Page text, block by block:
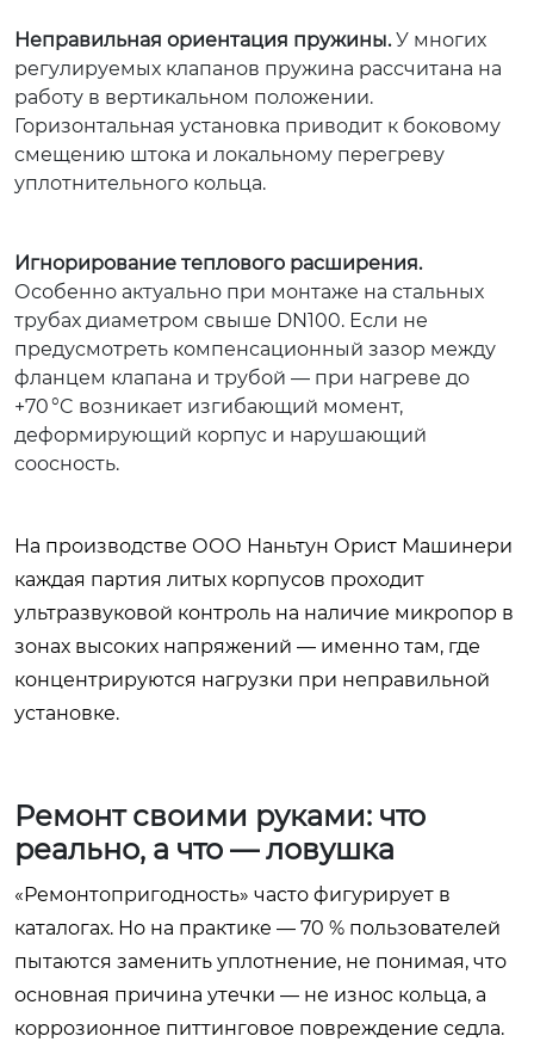
Неправильная ориентация пружины.У многих
регулируемых клапанов пружина рассчитана на
работу в вертикальном положении.
Горизонтальная установка приводит к боковому
смещению штока и локальному перегреву
уплотнительного кольца.
Игнорирование теплового расширения.
Особенно актуально при монтаже на стальных
трубах диаметром свыше DN100. Если не
предусмотреть компенсационный зазор между
фланцем клапана и трубой — при нагреве до
+70 °C возникает изгибающий момент,
деформирующий корпус и нарушающий
соосность.
На производстве ООО Наньтун Орист Машинери
каждая партия литых корпусов проходит
ультразвуковой контроль на наличие микропор в
зонах высоких напряжений — именно там, где
концентрируются нагрузки при неправильной
установке.
Ремонт своими руками: что
реально, а что — ловушка
«Ремонтопригодность» часто фигурирует в
каталогах. Но на практике — 70 % пользователей
пытаются заменить уплотнение, не понимая, что
основная причина утечки — не износ кольца, а
коррозионное питтинговое повреждение седла.